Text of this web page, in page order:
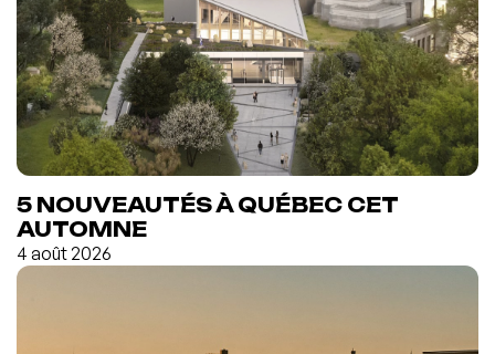
5 NOUVEAUTÉS À QUÉBEC CET
AUTOMNE
4 août 2026